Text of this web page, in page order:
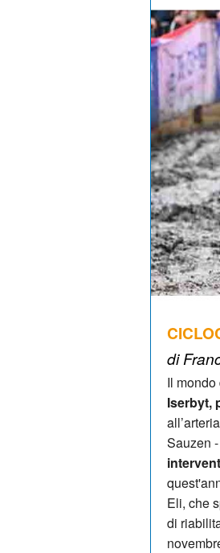
di
Il
Iserbyt,
Sauzen
Eli, che
di